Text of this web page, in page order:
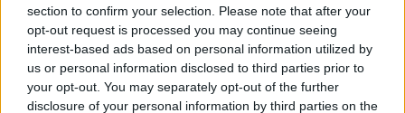
section to confirm your selection. Please note that after your
opt-out request is processed you may continue seeing
interest-based ads based on personal information utilized by
us or personal information disclosed to third parties prior to
your opt-out. You may separately opt-out of the further
disclosure of your personal information by third parties on the